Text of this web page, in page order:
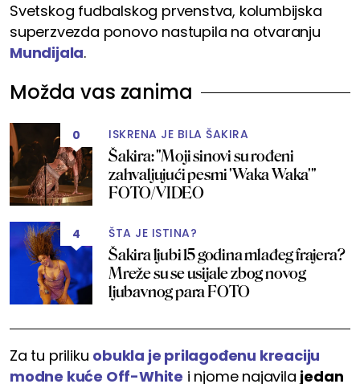
Svetskog fudbalskog prvenstva, kolumbijska
superzvezda ponovo nastupila na otvaranju
Mundijala.
Možda vas zanima
0 ISKRENA JE BILA ŠAKIRA
Šakira: "Moji sinovi su rođeni
zahvaljujući pesmi 'Waka Waka'"
FOTO/VIDEO
4 ŠTA JE ISTINA?
Šakira ljubi 15 godina mlađeg frajera?
Mreže su se usijale zbog novog
ljubavnog para FOTO
Za tu priliku obukla je prilagođenu kreaciju
modne kuće Off-White i njome najavila jedan